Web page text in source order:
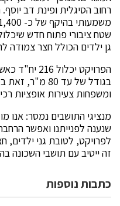
רחוב הסיגלית ופינת דב
שטח ציבורי פתוח חדש
גן ילדים הכולל חצר צמודה
בגודל של עד 80
ומשפחות צעירות אופציות
מנציגי התושבים נמסר: אנו
שנענה לפנייתנו ואפשר
לפרויקט, לטובת גני ילדים,
זה ייטיב עם תושבי השכונה
כתבות נוספות